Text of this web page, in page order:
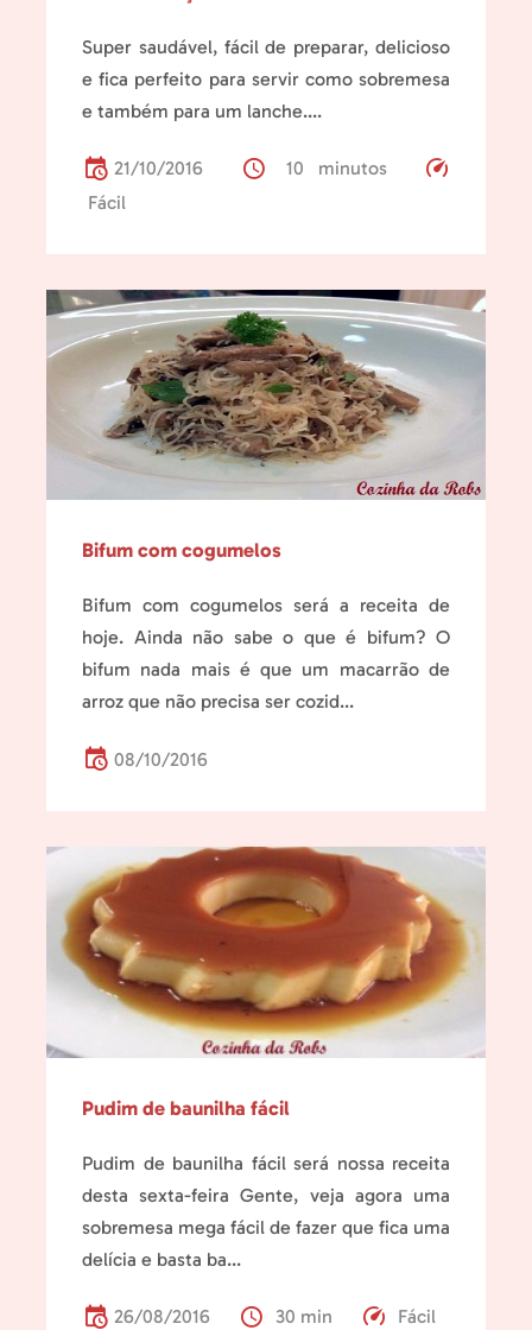
Super saudável, fácil de preparar, delicioso
e fica perfeito para servir como sobremesa
e também para um lanche....
21/10/2016
10 minutos
Fácil
Bifum com cogumelos
Bifum com cogumelos será a receita de
hoje. Ainda não sabe o que é bifum? O
bifum nada mais é que um macarrão de
arroz que não precisa ser cozid...
08/10/2016
Pudim de baunilha fácil
Pudim de baunilha fácil será nossa receita
desta sexta-feira Gente, veja agora uma
sobremesa mega fácil de fazer que fica uma
delícia e basta ba...
26/08/2016 30 min Fácil